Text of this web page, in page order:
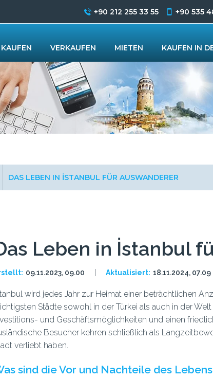
DAS LEBEN IN İSTANBUL FÜR AUSWANDERER
Leben in İstanbul
09.11.2023, 09.00 Aktualisiert: 18.11.2024, 07.09
wird jedes Jahr zur Heimat einer beträchtlichen
Städte sowohl in der Türkei als auch in der
und Geschäftsmöglichkeiten und einen
Besucher kehren schließlich als
verliebt haben.
sind die Vor und Nachteile des
+90 212 255 33 55 +90 535
KAUFEN VERKAUFEN MIETEN KAUFEN IN